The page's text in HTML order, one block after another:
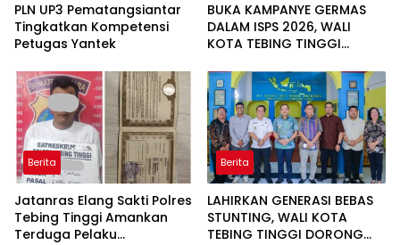
PLN UP3 Pematangsiantar
Tingkatkan Kompetensi
Petugas Yantek
BUKA KAMPANYE GERMAS
DALAM ISPS 2026, WALI
KOTA TEBING TINGGI
STUNTING
Berita
Jatanras Elang Sakti Polres
Tebing Tinggi Amankan
Terduga Pelaku
Berita
LAHIRKAN GENERASI BEBAS
STUNTING, WALI KOTA
TEBING TINGGI DORONG